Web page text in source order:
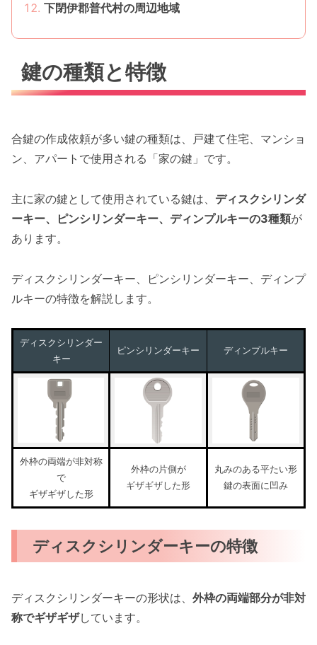
下閉伊郡普代村の周辺地域
鍵の種類と特徴
合鍵の作成依頼が多い鍵の種類は、戸建て住宅、マンショ
ン、アパートで使用される「家の鍵」です。
主に家の鍵として使用されている鍵は、 ディスクシリンダ
ーキー、ピンシリンダーキー、ディンプルキーの3種類が
あります。
ディスクシリンダーキー、ピンシリンダーキー、ディンプ
ルキーの特徴を解説します。
ディスクシリンダー
キー
ピンシリンダーキー ディンプルキー
外枠の両端が非対称
で
ギザギザした形
外枠の片側が
ギザギザした形
丸みのある平たい形
鍵の表面に凹み
ディスクシリンダーキーの特徴
ディスクシリンダーキーの形状は、 外枠の両端部分が非対
称でギザギザしています。